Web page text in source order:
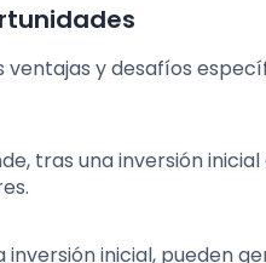
ventajas y desafíos
tras una inversión inicial
inversión inicial, pueden